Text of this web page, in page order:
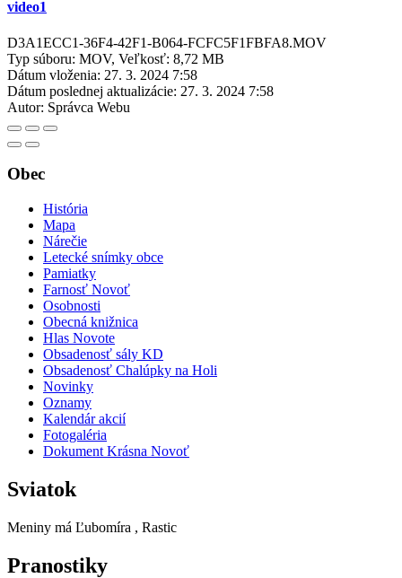
video1
D3A1ECC1-36F4-42F1-B064-FCFC5F1FBFA8.MOV
Typ súboru: MOV, Veľkosť: 8,72 MB
Dátum vloženia: 27. 3. 2024 7:58
Dátum poslednej aktualizácie: 27. 3. 2024 7:58
Autor: Správca Webu
Obec
História
Mapa
Nárečie
Letecké snímky obce
Pamiatky
Farnosť Novoť
Osobnosti
Obecná knižnica
Hlas Novote
Obsadenosť sály KD
Obsadenosť Chalúpky na Holi
Novinky
Oznamy
Kalendár akcií
Fotogaléria
Dokument Krásna Novoť
Sviatok
Meniny má Ľubomíra , Rastic
Pranostiky